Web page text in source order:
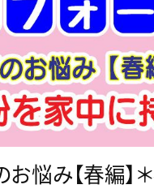
お悩み【春編】